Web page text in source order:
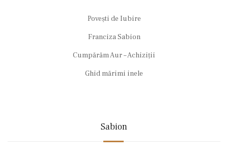
Povești de Iubire
Franciza Sabion
Cumpărăm Aur – Achiziții
Ghid mărimi inele
Sabion